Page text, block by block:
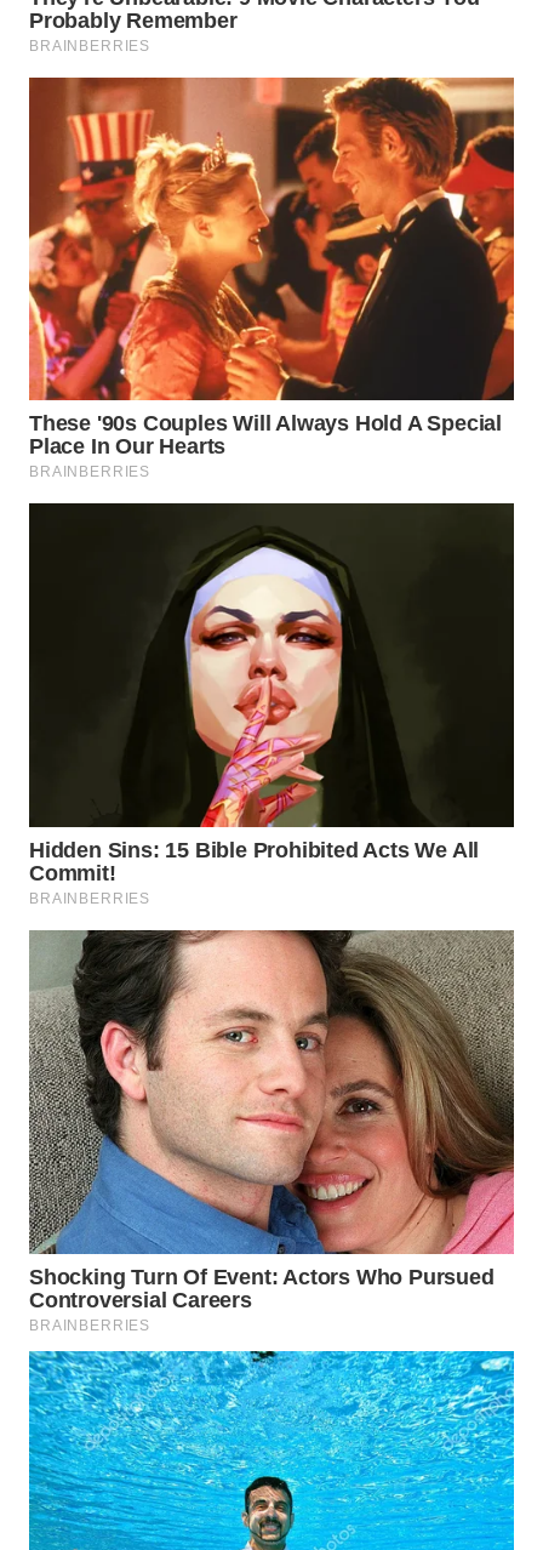
SELATAN
WN
TANJUNG
LESUNG
WN
KARO
WN
SIMALUNGUN
WN
LABUHANBATU
WN
WN
KARAWANG
WN
BEKASI
WN
BOGOR
WN
DEPOK
WN
TAPANULI
UTARA
SAMOSIR
WN
PADANG
LAWAS